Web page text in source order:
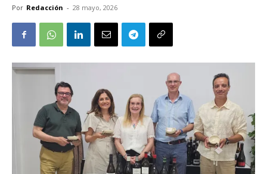
Por Redacción - 28 mayo, 2026